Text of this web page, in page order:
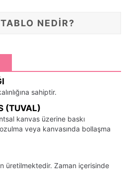
NEDİR?
sahiptir.
(TUVAL)
kanvas üzerine baskı
veya kanvasında bollaşma
üretilmektedir. Zaman içerisinde